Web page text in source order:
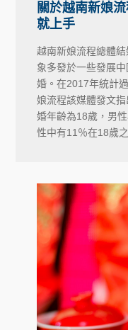
關於越南新娘
就上手
越南新娘流程總體
象多發於一些發展
婚。在2017年統計
娘流程該媒體發文
婚年齡為18歲，男
性中有11％在18歲